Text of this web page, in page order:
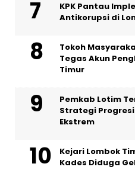
KPK Pantau
Antikorupsi di
Tokoh
Tegas Akun
Timur
Pemkab Lotim
Strategi
Ekstrem
Kejari Lombok
Kades Diduga